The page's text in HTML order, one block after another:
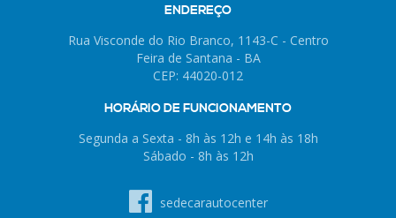
ENDEREÇO
Rua Visconde do Rio Branco, 1143-C - Centro
Feira de Santana - BA
CEP: 44020-012
HORÁRIO DE FUNCIONAMENTO
Segunda a Sexta - 8h às 12h e 14h às 18h
Sábado - 8h às 12h
sedecarautocenter